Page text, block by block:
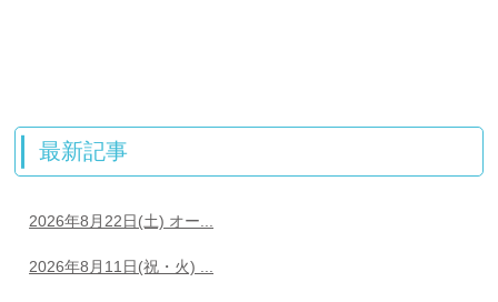
最新記事
2026年8月22日(土) オー...
2026年8月11日(祝・火) ...